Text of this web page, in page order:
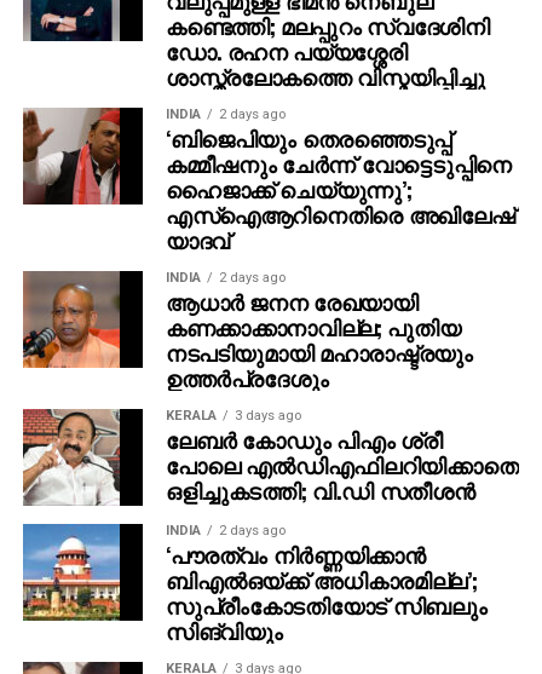
നല്‍കിയെന്നും കുറിപ്പിലുണ്ട്. ഇത് യുവതി
സമ്മതിച്ചതായാണ് വിവരം. നിലവില്‍ സംസ്ഥാന
പൊലീസ് മേധാവിക്ക് നല്‍കിയ റിപ്പോര്‍ട്ടില്‍
ഡിവൈഎസ്പി ഉമേഷിനെതിരെ പീഡനത്തിന്
കേസെടുക്കണമെന്ന് ഉണ്ടെന്നാണ് സൂചന.
കണ്ടെത്തി; മലപ്പുറം സ്വദേശിനി
ഡോ. രഹന പയ്യശ്ശേരി
ശാസ്ത്രലോകത്തെ വിസ്മയിപ്പിച്ചു
INDIA 2 days ago
‘ബിജെപിയും തെരഞ്ഞെടുപ്പ്
കമ്മീഷനും ചേർന്ന് വോട്ടെടുപ്പിനെ
ഹൈജാക്ക് ചെയ്യുന്നു’;
എസ്ഐആറിനെതിരെ അഖിലേഷ്
യാദവ്
INDIA 2 days ago
ആധാർ ജനന രേഖയായി
കണക്കാക്കാനാവില്ല; പുതിയ
നടപടിയുമായി മഹാരാഷ്ട്രയും
ഉത്തർപ്രദേശും
KERALA 3 days ago
ലേബര്‍ കോഡും പിഎം ശ്രീ
പോലെ എല്‍ഡിഎഫിലറിയിക്കാതെ
ഒളിച്ചുകടത്തി; വി.ഡി സതീശന്‍
INDIA 2 days ago
‘പൗരത്വം നിര്‍ണ്ണയിക്കാന്‍
ബിഎല്‍ഒയ്ക്ക് അധികാരമില്ല’;
സുപ്രീംകോടതിയോട് സിബലും
സിങ്‌വിയും
KERALA 3 days ago